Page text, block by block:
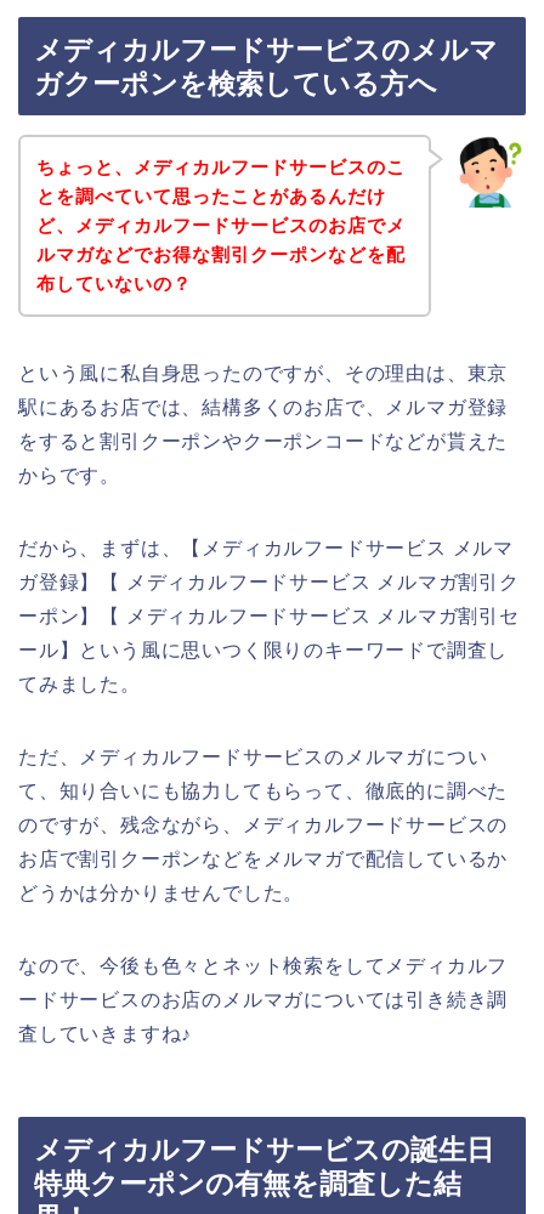
メディカルフードサービスのメルマ
ガクーポンを検索している方へ
ちょっと、メディカルフードサービスのこ
とを調べていて思ったことがあるんだけ
ど、メディカルフードサービスのお店でメ
ルマガなどでお得な割引クーポンなどを配
布していないの？
という風に私自身思ったのですが、その理由は、東京
駅にあるお店では、結構多くのお店で、メルマガ登録
をすると割引クーポンやクーポンコードなどが貰えた
からです。
だから、まずは、【メディカルフードサービス メルマ
ガ登録】【 メディカルフードサービス メルマガ割引ク
ーポン】【 メディカルフードサービス メルマガ割引セ
ール】という風に思いつく限りのキーワードで調査し
てみました。
ただ、メディカルフードサービスのメルマガについ
て、知り合いにも協力してもらって、徹底的に調べた
のですが、残念ながら、メディカルフードサービスの
お店で割引クーポンなどをメルマガで配信しているか
どうかは分かりませんでした。
なので、今後も色々とネット検索をしてメディカルフ
ードサービスのお店のメルマガについては引き続き調
査していきますね♪
メディカルフードサービスの誕生日
特典クーポンの有無を調査した結